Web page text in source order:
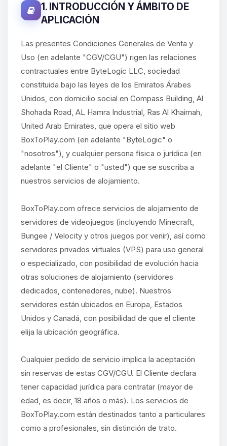
1. INTRODUCCIÓN Y ÁMBITO DE
APLICACIÓN
Las presentes Condiciones Generales de Venta y
Uso (en adelante "CGV/CGU") rigen las relaciones
contractuales entre ByteLogic LLC, sociedad
constituida bajo las leyes de los Emiratos Árabes
Unidos, con domicilio social en Compass Building, Al
Shohada Road, AL Hamra Industrial, Ras Al Khaimah,
United Arab Emirates, que opera el sitio web
BoxToPlay.com (en adelante "ByteLogic" o
"nosotros"), y cualquier persona física o jurídica (en
adelante "el Cliente" o "usted") que se suscriba a
nuestros servicios de alojamiento.
BoxToPlay.com ofrece servicios de alojamiento de
servidores de videojuegos (incluyendo Minecraft,
Bungee / Velocity y otros juegos por venir), así como
servidores privados virtuales (VPS) para uso general
o especializado, con posibilidad de evolución hacia
otras soluciones de alojamiento (servidores
dedicados, contenedores, nube). Nuestros
servidores están ubicados en Europa, Estados
Unidos y Canadá, con posibilidad de que el cliente
elija la ubicación geográfica.
Cualquier pedido de servicio implica la aceptación
sin reservas de estas CGV/CGU. El Cliente declara
tener capacidad jurídica para contratar (mayor de
edad, es decir, 18 años o más). Los servicios de
BoxToPlay.com están destinados tanto a particulares
como a profesionales, sin distinción de trato.